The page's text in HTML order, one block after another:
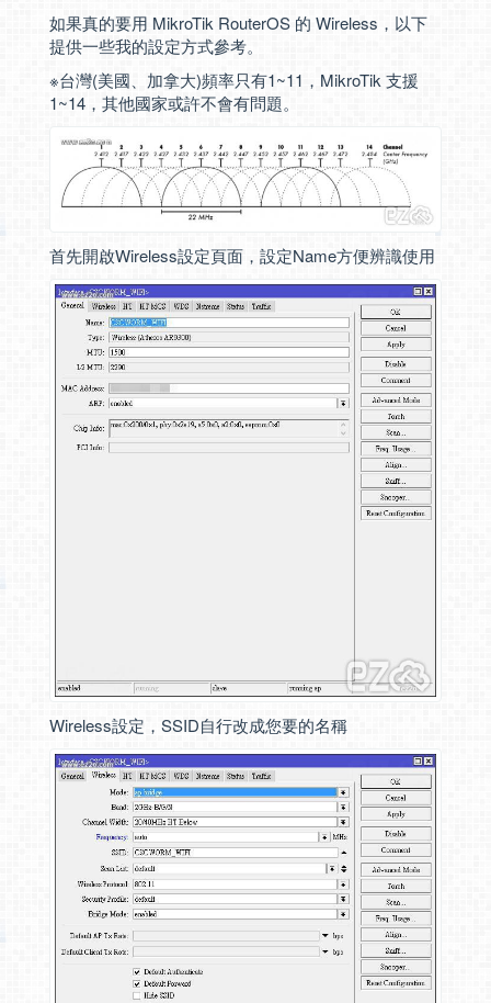
如果真的要用 MikroTik RouterOS 的 Wireless，以下
提供一些我的設定方式參考。
※台灣(美國、加拿大)頻率只有1~11，MikroTik 支援
1~14，其他國家或許不會有問題。
首先開啟Wireless設定頁面，設定Name方便辨識使用
Wireless設定，SSID自行改成您要的名稱